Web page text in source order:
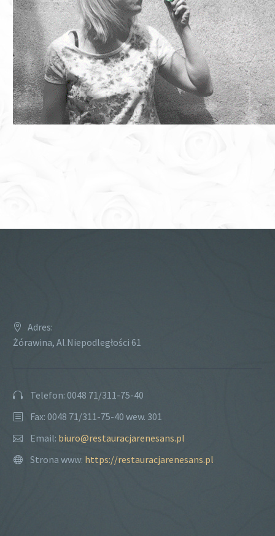
Adres:
Żórawina, Al.Niepodległości 61
Telefon: 0048 71/311-75-40
Fax: 0048 71/311-75-40 wew. 301
Email: biuro@restauracjarenesans.pl
Strona www: https://restauracjarenesans.pl